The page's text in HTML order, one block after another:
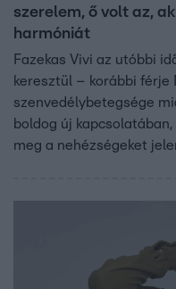
szerelem, ő volt az,
harmóniát
Fazekas Vivi az utóbbi
keresztül – korábbi férje
szenvedélybetegsége
boldog új
meg a nehézségeket
akit már ismer.
magát az első
viszont ez nem egy